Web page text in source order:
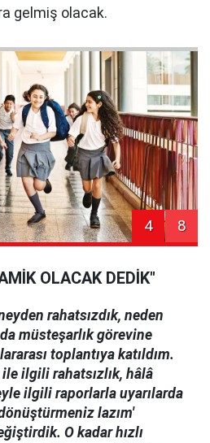
gelmiş olacak.
4 8
OLACAK DEDİK"
rahatsızdık, neden
müsteşarlık görevine
toplantıya katıldım.
ilgili rahatsızlık, hâlâ
ilgili raporlarla uyarılarda
lazım'
O kadar hızlı